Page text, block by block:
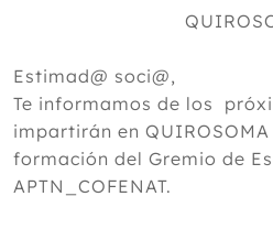
Estimad@ soci@,
Te informamos de los
impartirán en
formación del Gremio de
APTN_COFENAT.